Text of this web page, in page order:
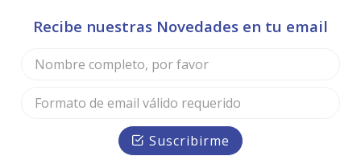
Recibe nuestras Novedades en tu email
Suscribirme